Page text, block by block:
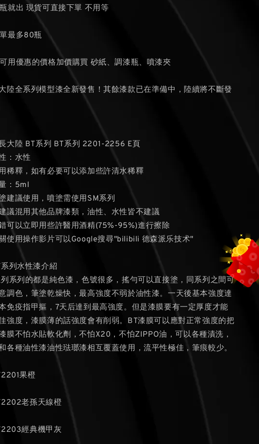
就出 現貨可直接下單 不用等
最多80瓶
用優惠的價格加價購買 砂紙、調漆瓶、噴漆夾
陸全系列模型漆全新發售！其餘漆款已在準備中，陸續將不斷發
大陸 BT系列 BT系列 2201-2256 E頁
：水性
稀釋，如有必要可以添加些許清水稀釋
：5ml
建議使用，噴塗需使用SM系列
議混用其他品牌漆類，油性、水性皆不建議
可以立即用些許醫用酒精(75%-95%)進行擦除
使用操作影片可以Google搜尋"bilibili 德森派乐技术"
列水性漆介紹
系列的都是純色漆，色號很多，搖勻可以直接塗，同系列之間可
調色，筆塗乾燥快，最高強度不弱於油性漆。一天後基本強度達
免疫指甲摳，7天后達到最高強度。但是漆膜要有一定厚度才能
強度，漆膜薄的話強度會有削弱。BT漆膜可以應對正常強度的把
膜不怕水貼軟化劑，不怕X20，不怕ZIPPO油，可以各種漬洗，
各種油性漆油性琺瑯漆相互覆蓋使用，流平性極佳，筆痕較少。
果橙
老孫天線橙
經典機甲灰